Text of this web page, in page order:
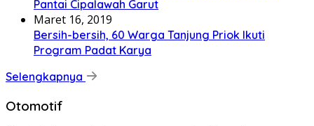
Pantai Cipalawah Garut
Maret 16, 2019
Bersih-bersih, 60 Warga Tanjung Priok Ikuti
Program Padat Karya
Selengkapnya
Otomotif